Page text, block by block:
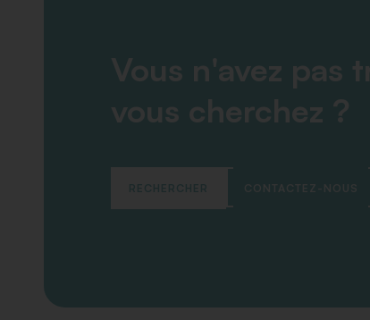
Vous n'avez pas
vous cherchez ?
RECHERCHER CONTACTEZ-NOUS